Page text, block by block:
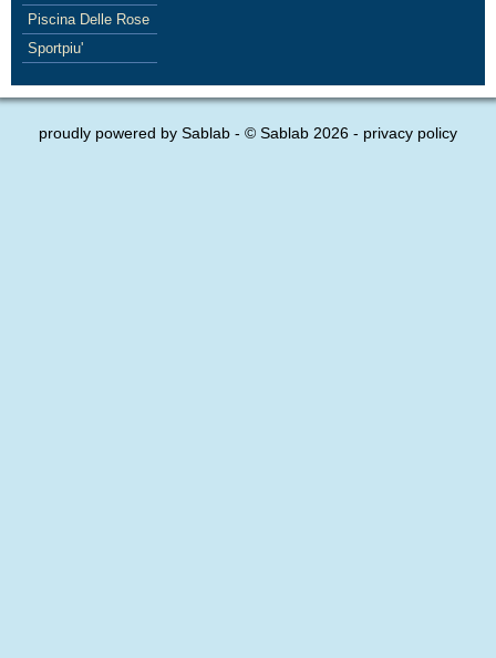
Piscina Delle Rose
Sportpiu'
proudly powered by Sablab - © Sablab 2026 - privacy policy